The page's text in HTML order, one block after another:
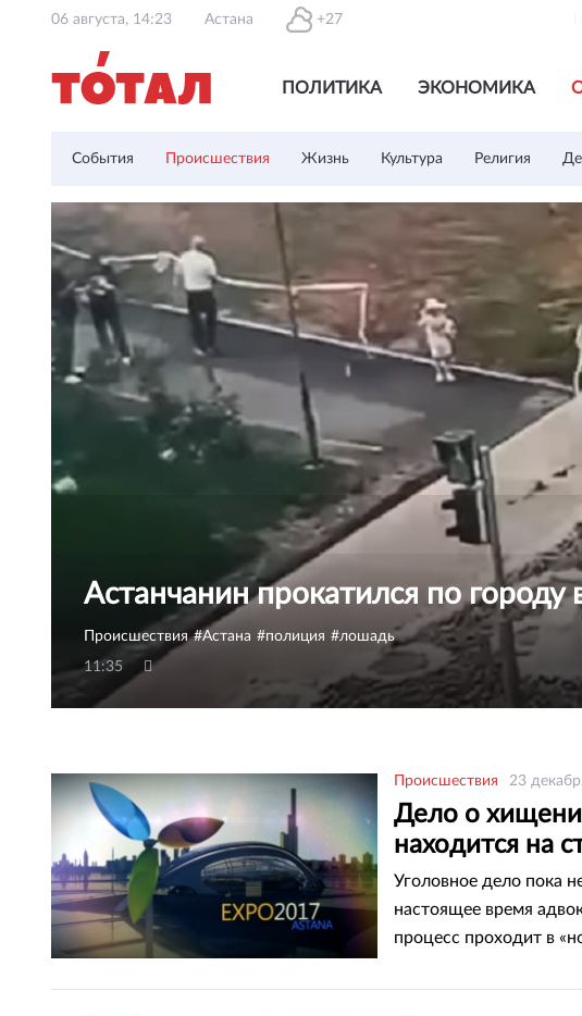
06 августа, 14:23 Астана +27
ПОЛИТИКА ЭКОНОМИКА
События Происшествия Жизнь Культура Религия
Астанчанин прокатился по
Происшествия Астана полиция
лошадь
11:35
Происшествия 23
Дело о
находится на
Уголовное дело пока
настоящее время
процесс проходит в
Исаев, передает ИА